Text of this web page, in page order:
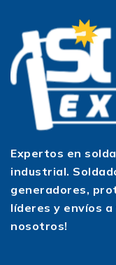
Expertos en
industrial.
generadores,
líderes y envíos a
nosotros!